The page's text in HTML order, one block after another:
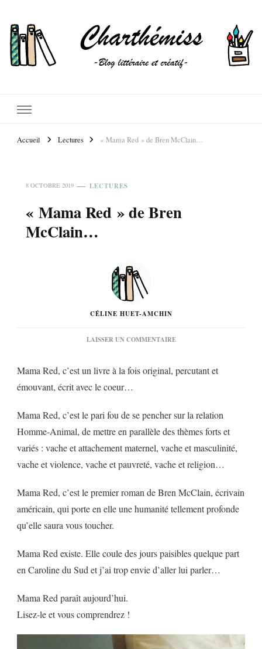
Accueil Lectures « Mama Red » de Bren McClain…
8 OCTOBRE 2019 LECTURES
« Mama Red » de Bren
McClain…
CÉLINE HUET-AMCHIN
LAISSER UN COMMENTAIRESUR
DE
Mama Red, c’est un livre à la fois original, percutant et
émouvant, écrit avec le coeur…
Mama Red, c’est le pari fou de se pencher sur la relation
Homme-Animal, de mettre en parallèle des thèmes forts et
variés : vache et attachement maternel, vache et masculinité,
vache et violence, vache et pauvreté, vache et religion…
Mama Red, c’est le premier roman de Bren McClain, écrivain
américain, qui porte en elle une humanité tellement profonde
qu’elle saura vous toucher.
Mama Red existe. Elle coule des jours paisibles quelque part
en Caroline du Sud et j’ai trop envie d’aller lui parler…
Mama Red paraît aujourd’hui.
Lisez-le et vous comprendrez !